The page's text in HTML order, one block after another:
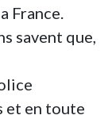
France.
savent que,
et en toute